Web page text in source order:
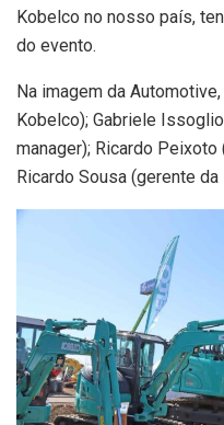
Kobelco no nosso país,
do evento.
Na imagem da
Kobelco); Gabriele
manager); Ricardo
Ricardo Sousa (gerente